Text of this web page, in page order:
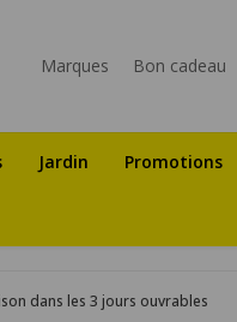
Marques Bon cadeau
Jardin Promotions
dans les 3 jours ouvrables